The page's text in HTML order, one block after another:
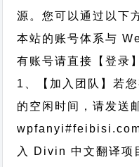
源。您可以通过以下
本站的账号体系与
有账号请直接【登录
1、【加入团队】若
的空闲时间，请发送
wpfanyi#feibisi.com
入 Divin 中文翻译项